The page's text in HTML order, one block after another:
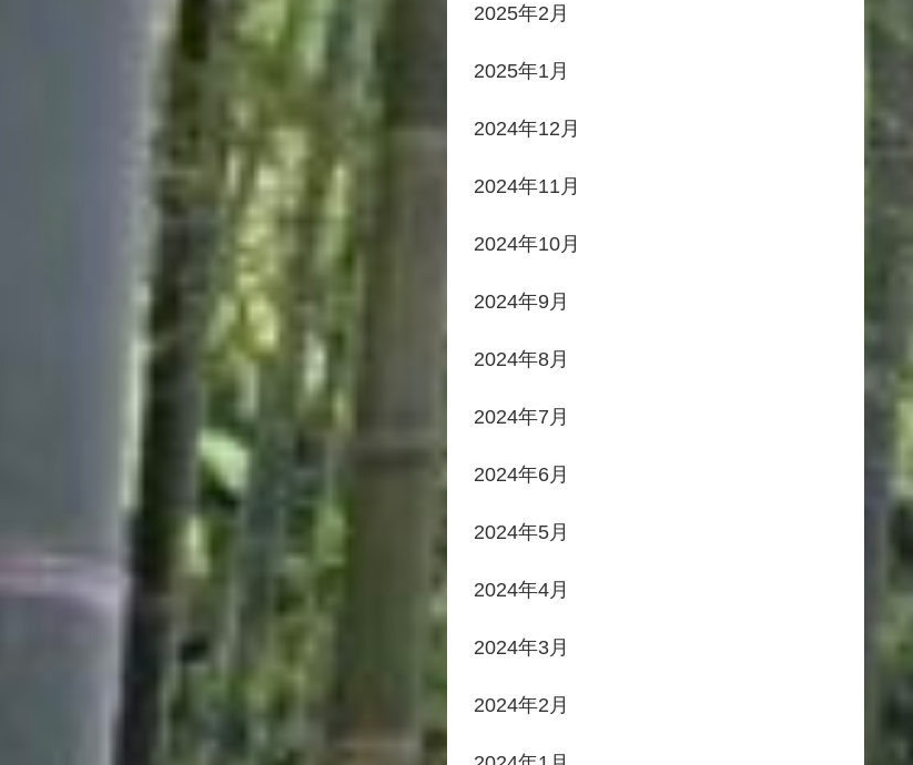
2025年2月
2025年1月
2024年12月
2024年11月
2024年10月
2024年9月
2024年8月
2024年7月
2024年6月
2024年5月
2024年4月
2024年3月
2024年2月